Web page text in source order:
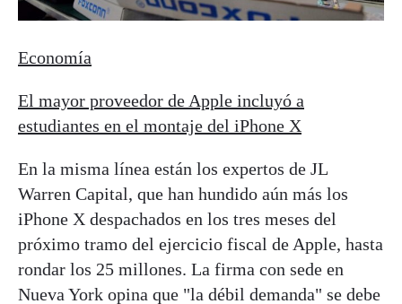
Economía
El mayor proveedor de Apple incluyó a
estudiantes en el montaje del iPhone X
En la misma línea están los expertos de JL
Warren Capital, que han hundido aún más los
iPhone X despachados en los tres meses del
próximo tramo del ejercicio fiscal de Apple, hasta
rondar los 25 millones. La firma con sede en
Nueva York opina que "la débil demanda" se debe